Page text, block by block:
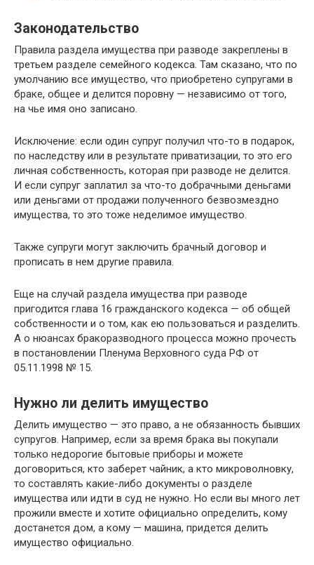
Законодательство
Правила раздела имущества при разводе закреплены в
третьем разделе семейного кодекса. Там сказано, что по
умолчанию все имущество, что приобретено супругами в
браке, общее и делится поровну — независимо от того,
на чье имя оно записано.
Исключение: если один супруг получил что-то в подарок,
по наследству или в результате приватизации, то это его
личная собственность, которая при разводе не делится.
И если супруг заплатил за что-то добрачными деньгами
или деньгами от продажи полученного безвозмездно
имущества, то это тоже неделимое имущество.
Также супруги могут заключить брачный договор и
прописать в нем другие правила.
Еще на случай раздела имущества при разводе
пригодится глава 16 гражданского кодекса — об общей
собственности и о том, как ею пользоваться и разделить.
А о нюансах бракоразводного процесса можно прочесть
в постановлении Пленума Верховного суда РФ от
05.11.1998 № 15.
Нужно ли делить имущество
Делить имущество — это право, а не обязанность бывших
супругов. Например, если за время брака вы покупали
только недорогие бытовые приборы и можете
договориться, кто заберет чайник, а кто микроволновку,
то составлять какие-либо документы о разделе
имущества или идти в суд не нужно. Но если вы много лет
прожили вместе и хотите официально определить, кому
достанется дом, а кому — машина, придется делить
имущество официально.